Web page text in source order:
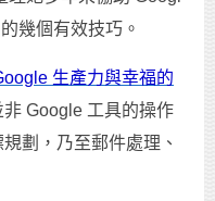
幾個有效技巧。
生產力與幸福的
非 Google 工具的操作
劃，乃至郵件處理、